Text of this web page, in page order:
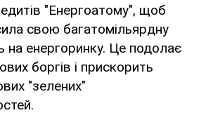
"Енергоатому", щоб
свою багатомільярдну
на енергоринку. Це подолає
боргів і прискорить
"зелених"